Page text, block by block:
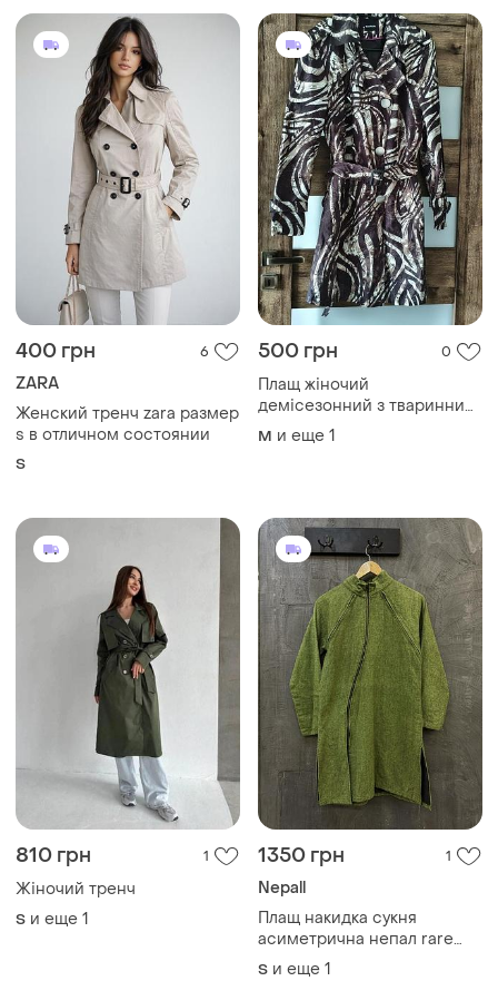
400 грн 6
ZARA
Женский тренч zara размер
s в отличном состоянии
S
500 грн 0
Плащ жіночий
демісезонний з тваринним
принтом, розмір 40
M и еще 1
810 грн 1
Жіночий тренч
S и еще 1
1350 грн 1
Nepall
Плащ накидка сукня
асиметрична непал rare
design nepal
S и еще 1